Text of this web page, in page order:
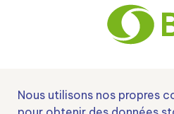
NextGenerationEU y
Nous utilisons nos propres